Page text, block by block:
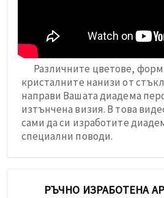
Различните цветове,
кристалните нанизи от
направи Вашата диадема
изтънчена визия. В това
сами да си изработите
специални поводи.
РЪЧНО ИЗРАБОТЕНА